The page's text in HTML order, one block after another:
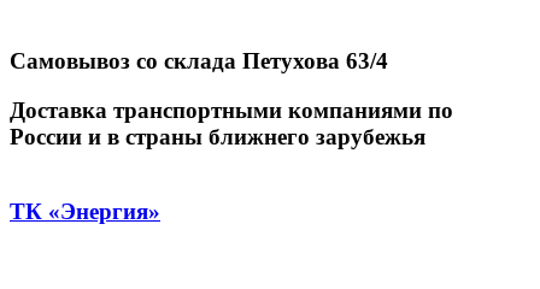
Самовывоз со склада Петухова 63/4
Доставка транспортными компаниями по
России и в страны ближнего зарубежья
ТК «Энергия»